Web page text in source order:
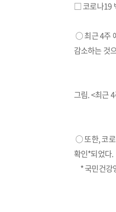
□ 코로나19
○ 최근 4주
감소하는 것
그림. <최근
○ 또한, 코로
확인*되었다.
* 국민건강